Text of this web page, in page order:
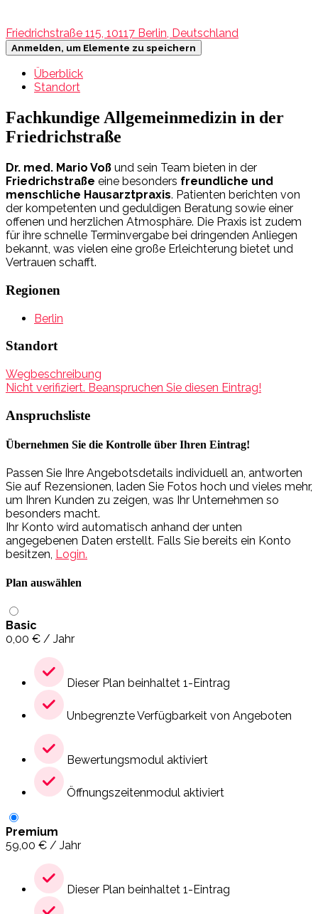
Friedrichstraße 115, 10117 Berlin, Deutschland
Anmelden, um Elemente zu speichern
Überblick
Standort
Fachkundige Allgemeinmedizin in der
Friedrichstraße
Dr. med. Mario Voß und sein Team bieten in der
Friedrichstraße eine besonders freundliche und
menschliche Hausarztpraxis. Patienten berichten von
der kompetenten und geduldigen Beratung sowie einer
offenen und herzlichen Atmosphäre. Die Praxis ist zudem
für ihre schnelle Terminvergabe bei dringenden Anliegen
bekannt, was vielen eine große Erleichterung bietet und
Vertrauen schafft.
Regionen
Berlin
Standort
Wegbeschreibung
Nicht verifiziert. Beanspruchen Sie diesen Eintrag!
Anspruchsliste
Übernehmen Sie die Kontrolle über Ihren Eintrag!
Passen Sie Ihre Angebotsdetails individuell an, antworten
Sie auf Rezensionen, laden Sie Fotos hoch und vieles mehr,
um Ihren Kunden zu zeigen, was Ihr Unternehmen so
besonders macht.
Ihr Konto wird automatisch anhand der unten
angegebenen Daten erstellt. Falls Sie bereits ein Konto
besitzen, Login.
Plan auswählen
Basic
0,00 € / Jahr
Dieser Plan beinhaltet 1-Eintrag
Unbegrenzte Verfügbarkeit von Angeboten
Bewertungsmodul aktiviert
Öffnungszeitenmodul aktiviert
Premium
59,00 € / Jahr
Dieser Plan beinhaltet 1-Eintrag